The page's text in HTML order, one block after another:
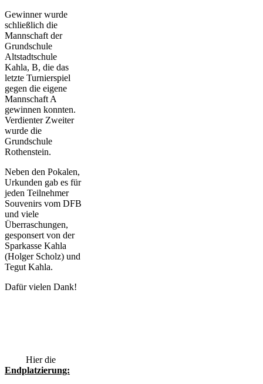
Gewinner wurde
schließlich die
Mannschaft der
Grundschule
Altstadtschule
Kahla, B, die das
letzte Turnierspiel
gegen die eigene
Mannschaft A
gewinnen konnten.
Verdienter Zweiter
wurde die
Grundschule
Rothenstein.
Neben den Pokalen,
Urkunden gab es für
jeden Teilnehmer
Souvenirs vom DFB
und viele
Überraschungen,
gesponsert von der
Sparkasse Kahla
(Holger Scholz) und
Tegut Kahla.
Dafür vielen Dank!
Hier die
Endplatzierung: